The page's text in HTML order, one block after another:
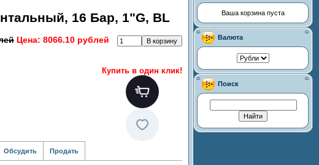
16 Бар, 1"G, BL
Цена: 8066.10 рублей
Купить в один клик!
Обсудить Продать
Ваша корзина пуста
Валюта
Поиск